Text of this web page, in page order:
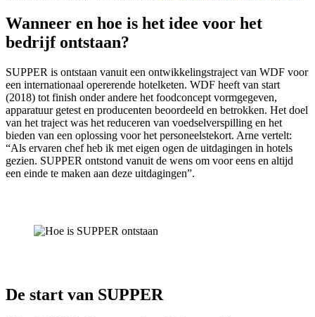
Wanneer en hoe is het idee voor het
bedrijf ontstaan?
SUPPER is ontstaan vanuit een ontwikkelingstraject van WDF voor
een internationaal opererende hotelketen. WDF heeft van start
(2018) tot finish onder andere het foodconcept vormgegeven,
apparatuur getest en producenten beoordeeld en betrokken. Het doel
van het traject was het reduceren van voedselverspilling en het
bieden van een oplossing voor het personeelstekort. Arne vertelt:
“Als ervaren chef heb ik met eigen ogen de uitdagingen in hotels
gezien. SUPPER ontstond vanuit de wens om voor eens en altijd
een einde te maken aan deze uitdagingen”.
De start van SUPPER